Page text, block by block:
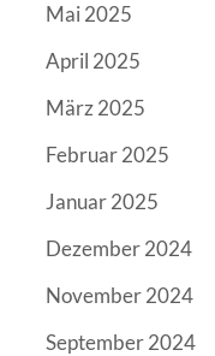
Mai 2025
April 2025
März 2025
Februar 2025
Januar 2025
Dezember 2024
November 2024
September 2024